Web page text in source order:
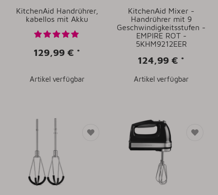
KitchenAid Handrührer,
kabellos mit Akku
129,99 € *
Artikel verfügbar
KitchenAid Mixer -
Handrührer mit 9
Geschwindigkeitsstufen -
EMPIRE ROT -
5KHM9212EER
124,99 € *
Artikel verfügbar